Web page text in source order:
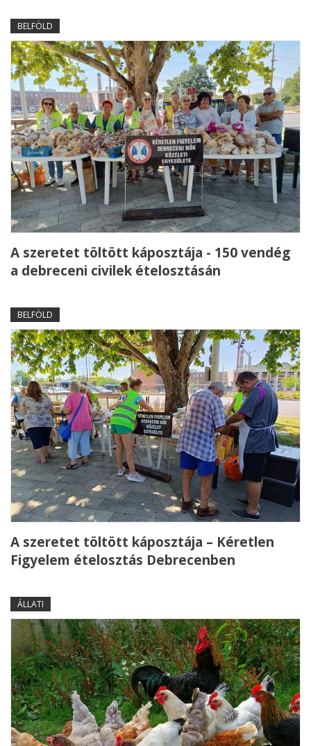
BELFÖLD
A szeretet töltött káposztája - 150 vendég
a debreceni civilek ételosztásán
BELFÖLD
A szeretet töltött káposztája – Kéretlen
Figyelem ételosztás Debrecenben
ÁLLATI